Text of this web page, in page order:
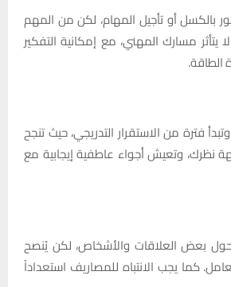
بالكسل أو تأجيل المهام، لكن من المهم
مسارك المهني، مع إمكانية التفكير
الطاقة.
فترة من الاستقرار التدريجي، حيث تنجح
نظرك، وتعيش أجواء عاطفية إيجابية مع
حول بعض العلاقات والأشخاص، لكن يُنصح
كما يجب الانتباه للمصاريف استعداداً